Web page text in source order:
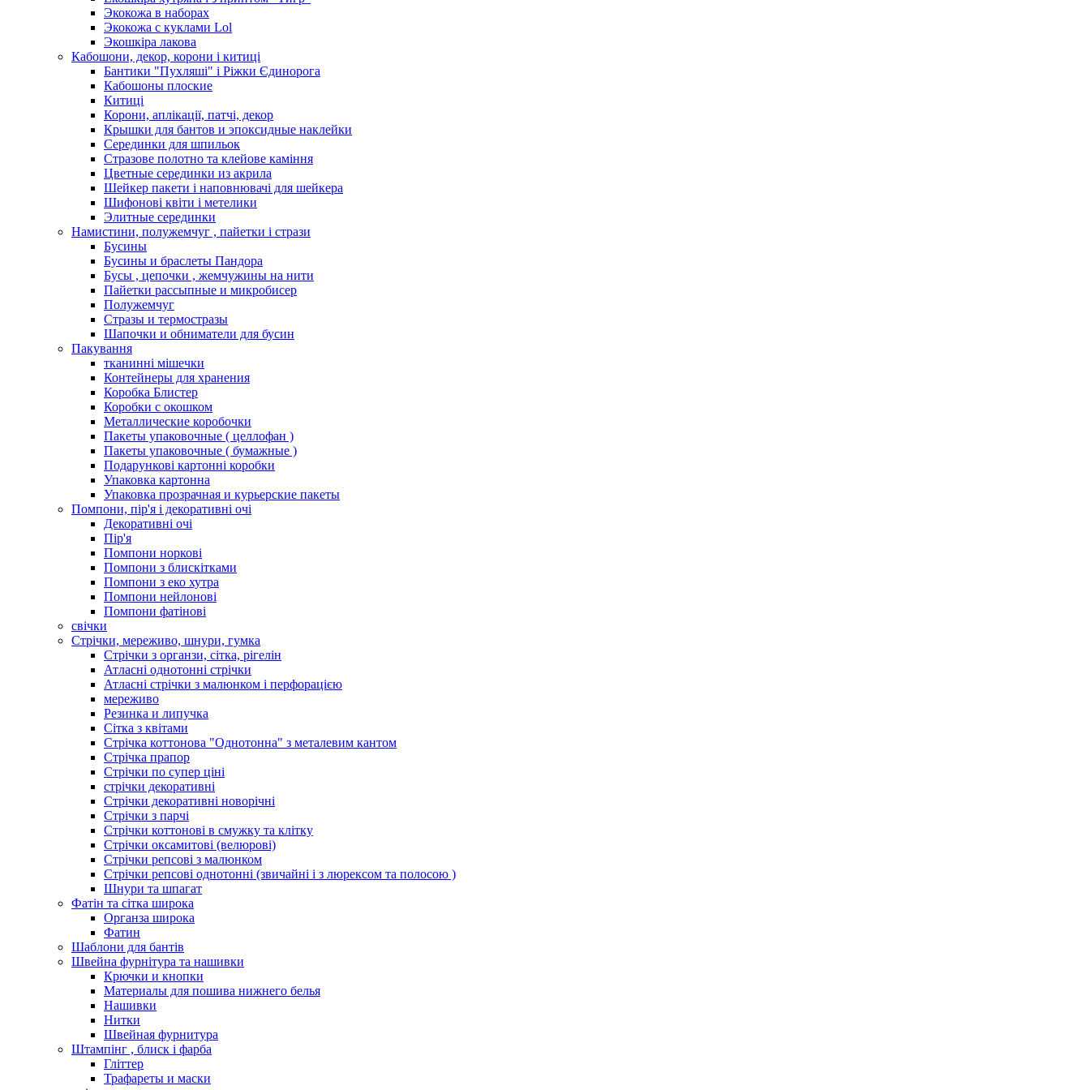
Экокожа в наборах
Экокожа с куклами Lol
Экошкiра лакова
Кабошони, декор, корони і китиці
Бантики "Пухляші" і Ріжки Єдинорога
Кабошоны плоские
Китиці
Корони, аплікації, патчі, декор
Крышки для бантов и эпоксидные наклейки
Серединки для шпильок
Стразове полотно та клейове каміння
Цветные серединки из акрила
Шейкер пакети і наповнювачі для шейкера
Шифонові квіти і метелики
Элитные серединки
Намистини, полужемчуг , пайетки і стрази
Бусины
Бусины и браслеты Пандора
Бусы , цепочки , жемчужины на нити
Пайетки рассыпные и микробисер
Полужемчуг
Стразы и термостразы
Шапочки и обниматели для бусин
Пакування
тканинні мішечки
Контейнеры для хранения
Коробка Блистер
Коробки с окошком
Металлические коробочки
Пакеты упаковочные ( целлофан )
Пакеты упаковочные ( бумажные )
Подарункові картонні коробки
Упаковка картонна
Упаковка прозрачная и курьерские пакеты
Помпони, пір'я і декоративні очі
Декоративні очі
Пір'я
Помпони норкові
Помпони з блискітками
Помпони з еко хутра
Помпони нейлонові
Помпони фатінові
свічки
Стрічки, мереживо, шнури, гумка
Стрічки з органзи, сітка, рігелін
Атласні однотонні стрічки
Атласні стрічки з малюнком і перфорацією
мереживо
Резинка и липучка
Сітка з квітами
Стрічка коттонова "Однотонна" з металевим кантом
Стрічка прапор
Стрічки по супер ціні
стрічки декоративні
Стрічки декоративні новорічні
Стрічки з парчі
Стрічки коттонові в смужку та клітку
Стрічки оксамитові (велюрові)
Стрічки репсові з малюнком
Стрічки репсові однотонні (звичайні і з люрексом та полосою )
Шнури та шпагат
Фатін та сітка широка
Органза широка
Фатин
Шаблони для бантів
Швейна фурнітура та нашивки
Крючки и кнопки
Материалы для пошива нижнего белья
Нашивки
Нитки
Швейная фурнитура
Штампінг , блиск і фарба
Гліттер
Трафареты и маски